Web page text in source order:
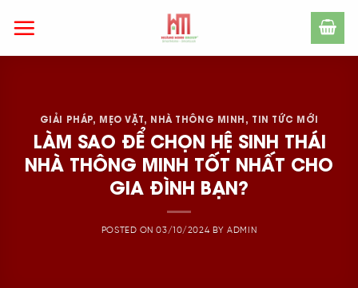
GIẢI PHÁP, MẸO VẶT, NHÀ THÔNG MINH, TIN TỨC MỚI
LÀM SAO ĐỂ CHỌN HỆ SINH THÁI
NHÀ THÔNG MINH TỐT NHẤT CHO
GIA ĐÌNH BẠN?
POSTED ON03/10/2024BYADMIN